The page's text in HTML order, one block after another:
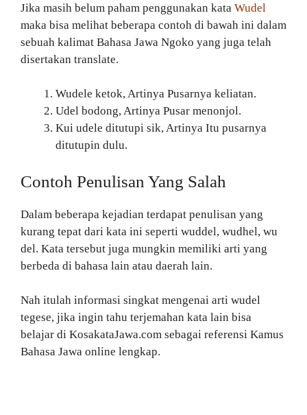
Jika masih belum paham penggunakan kata Wudel
maka bisa melihat beberapa contoh di bawah ini dalam
sebuah kalimat Bahasa Jawa Ngoko yang juga telah
disertakan translate.
Wudele ketok, Artinya Pusarnya keliatan.
Udel bodong, Artinya Pusar menonjol.
Kui udele ditutupi sik, Artinya Itu pusarnya
ditutupin dulu.
Contoh Penulisan Yang Salah
Dalam beberapa kejadian terdapat penulisan yang
kurang tepat dari kata ini seperti wuddel, wudhel, wu
del. Kata tersebut juga mungkin memiliki arti yang
berbeda di bahasa lain atau daerah lain.
Nah itulah informasi singkat mengenai arti wudel
tegese, jika ingin tahu terjemahan kata lain bisa
belajar di KosakataJawa.com sebagai referensi Kamus
Bahasa Jawa online lengkap.